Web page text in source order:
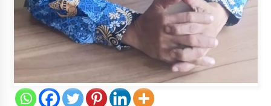
6 Agustus 2026
Dukung Ekosistem Kendaraan
Listrik, Wapres Dorong Link and
Match Pendidikan–Industri
5 Agustus 2026